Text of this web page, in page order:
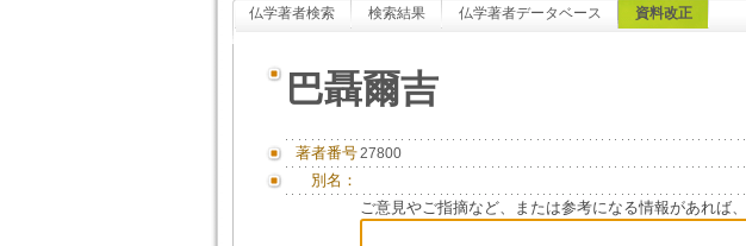
仏学著者検索 検索結果 仏学著者データベース 資料改正
巴聶爾吉
著者番号27800
別名：
ご意見やご指摘など、または参考になる情報があれば